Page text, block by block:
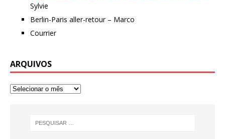
Sylvie
Berlin-Paris aller-retour – Marco
Courrier
ARQUIVOS